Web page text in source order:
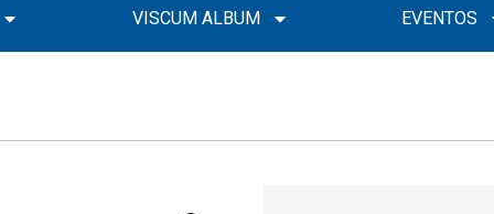
VISCUM ALBUM EVENTOS